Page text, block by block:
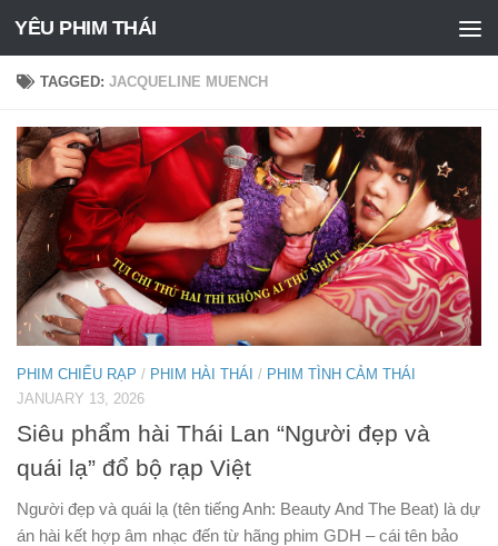
Skip to content
YÊU PHIM THÁI
TAGGED:JACQUELINE MUENCH
PHIM CHIẾU RẠP / PHIM HÀI THÁI / PHIM TÌNH CẢM THÁI
JANUARY 13, 2026
Siêu phẩm hài Thái Lan “Người đẹp và
quái lạ” đổ bộ rạp Việt
Người đẹp và quái lạ (tên tiếng Anh: Beauty And The Beat) là dự
án hài kết hợp âm nhạc đến từ hãng phim GDH – cái tên bảo